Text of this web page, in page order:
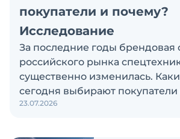
покупатели и почему?
Исследование
За последние годы брендовая
российского рынка
существенно изменилась.
сегодня выбирают покупатели
также кого считают лидерами
ответить на эти вопросы
23.07.2026